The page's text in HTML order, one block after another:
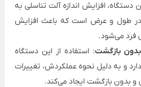
دستگاه، افزایش اندازه آلت تناسلی به
طول و عرض است که باعث افزایش
فرد می‌شود.
بدون بازگشت: استفاده از این دستگاه
دارد و به دلیل نحوه عملکردش، تغییرات
و بدون بازگشت ایجاد می‌کند.